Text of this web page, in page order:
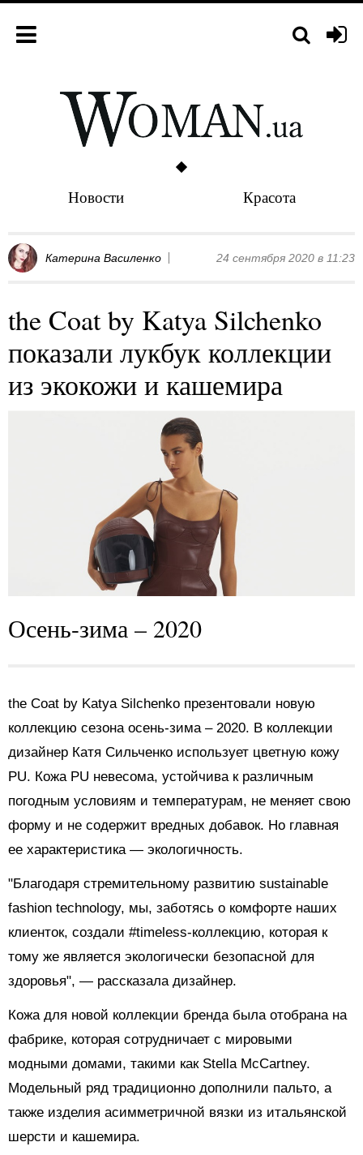
Новости Красота
Катерина Василенко 24 сентября 2020 в 11:23
the Coat by Katya Silchenko
показали лукбук коллекции
из экокожи и кашемира
Осень-зима – 2020
the Coat by Katya Silchenko презентовали новую
коллекцию сезона осень-зима – 2020. В коллекции
дизайнер Катя Сильченко использует цветную кожу
PU. Кожа PU невесома, устойчива к различным
погодным условиям и температурам, не меняет свою
форму и не содержит вредных добавок. Но главная
ее характеристика — экологичность.
"Благодаря стремительному развитию sustainable
fashion technology, мы, заботясь о комфорте наших
клиенток, создали #timeless-коллекцию, которая к
тому же является экологически безопасной для
здоровья", — рассказала дизайнер.
Кожа для новой коллекции бренда была отобрана на
фабрике, которая сотрудничает с мировыми
модными домами, такими как Stella McCartney.
Модельный ряд традиционно дополнили пальто, а
также изделия асимметричной вязки из итальянской
шерсти и кашемира.